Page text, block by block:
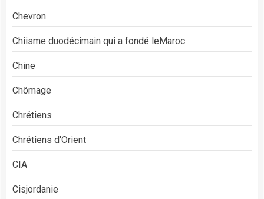
Chevron
Chiisme duodécimain qui a fondé leMaroc
Chine
Chômage
Chrétiens
Chrétiens d'Orient
CIA
Cisjordanie